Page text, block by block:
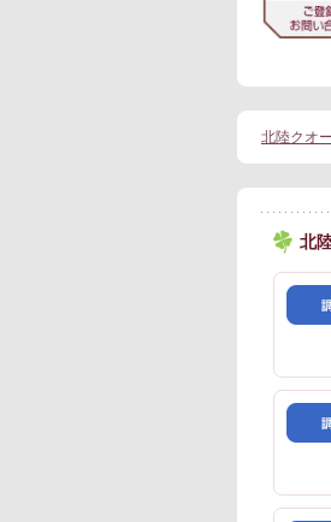
北陸クオ
北